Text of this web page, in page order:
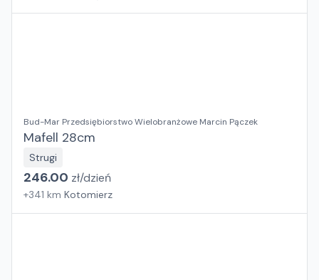
Bud-Mar Przedsiębiorstwo Wielobranżowe Marcin Pączek
Mafell 28cm
Strugi
246.00 zł/dzień
+341 km Kotomierz